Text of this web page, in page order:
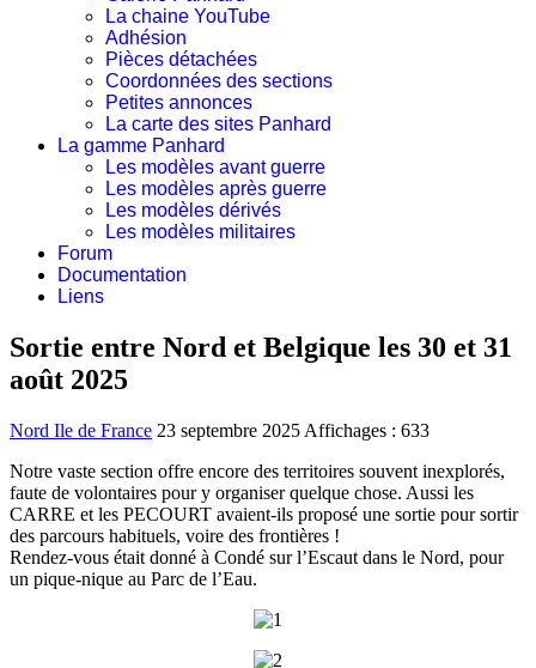
La chaine YouTube
Adhésion
Pièces détachées
Coordonnées des sections
Petites annonces
La carte des sites Panhard
La gamme Panhard
Les modèles avant guerre
Les modèles après guerre
Les modèles dérivés
Les modèles militaires
Forum
Documentation
Liens
Sortie entre Nord et Belgique les 30 et 31
août 2025
Nord Ile de France 23 septembre 2025 Affichages : 633
Notre vaste section offre encore des territoires souvent inexplorés,
faute de volontaires pour y organiser quelque chose. Aussi les
CARRE et les PECOURT avaient-ils proposé une sortie pour sortir
des parcours habituels, voire des frontières !
Rendez-vous était donné à Condé sur l’Escaut dans le Nord, pour
un pique-nique au Parc de l’Eau.